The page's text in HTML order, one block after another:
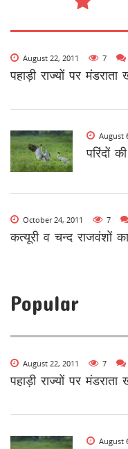
August 22, 2011 7
पहाड़ी राज्यों पर मंडराता
August
परिंदों
October 24, 2011 7
कत्यूरी व चन्द राजवंशों
Popular
August 22, 2011 7
पहाड़ी राज्यों पर मंडराता
August